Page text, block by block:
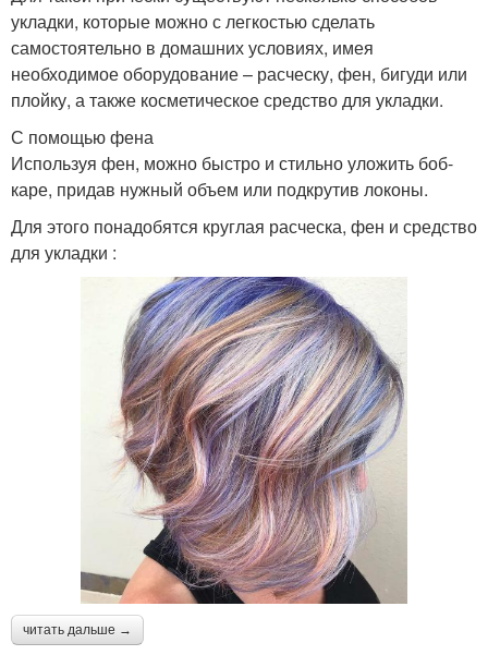
укладки, которые можно с легкостью сделать
самостоятельно в домашних условиях, имея
необходимое оборудование – расческу, фен, бигуди или
плойку, а также косметическое средство для укладки.
С помощью фена
Используя фен, можно быстро и стильно уложить боб-
каре, придав нужный объем или подкрутив локоны.
Для этого понадобятся круглая расческа, фен и средство
для укладки :
читать дальше →